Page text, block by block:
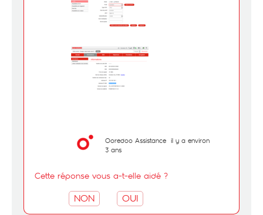
Ooredoo Assistance il y a environ
3 ans
Cette réponse vous a-t-elle aidé ?
NON OUI